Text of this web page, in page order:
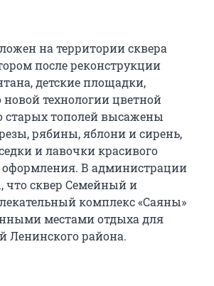
на территории сквера
после реконструкции
детские площадки,
технологии цветной
старых тополей высажены
рябины, яблони и сирень,
и лавочки красивого
оформления. В администрации
что сквер Семейный и
комплекс «Саяны»
местами отдыха для
Ленинского района.